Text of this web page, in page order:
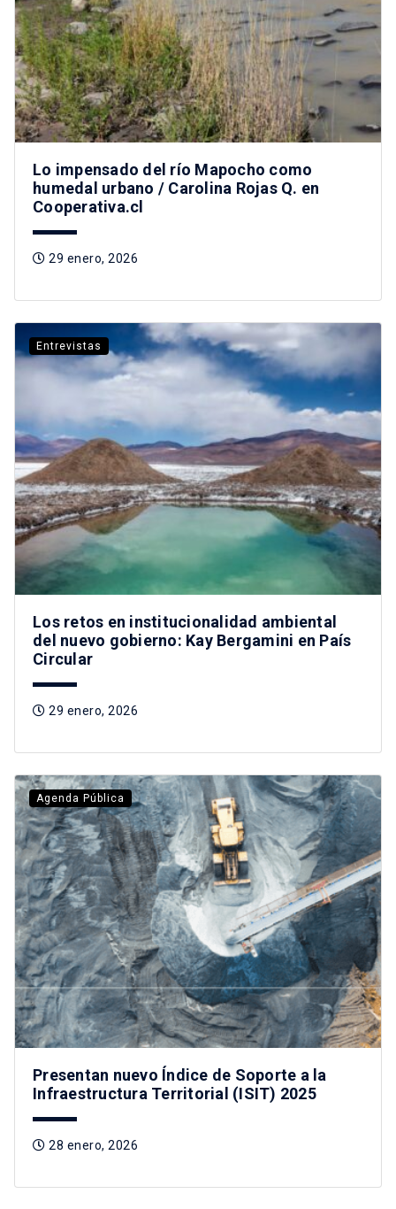
Lo impensado del río Mapocho como
humedal urbano / Carolina Rojas Q. en
Cooperativa.cl
29 enero, 2026
Entrevistas
Los retos en institucionalidad ambiental
del nuevo gobierno: Kay Bergamini en País
Circular
29 enero, 2026
Agenda Pública
Presentan nuevo Índice de Soporte a la
Infraestructura Territorial (ISIT) 2025
28 enero, 2026